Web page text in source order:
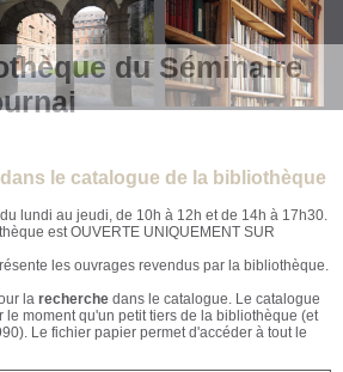
du Séminaire
le catalogue de la bibliothèque
lundi au jeudi, de 10h à 12h et de 14h à 17h30.
est OUVERTE UNIQUEMENT SUR
les ouvrages revendus par la bibliothèque.
la recherche dans le catalogue. Le catalogue
le moment qu'un petit tiers de la bibliothèque (et
Le fichier papier permet d'accéder à tout le